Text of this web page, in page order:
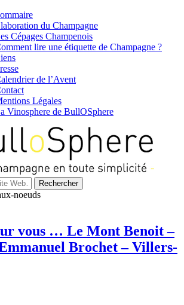
du Champagne
Cépages Champenois
lire une étiquette de Champagne ?
de l’Avent
Légales
Vinosphere de BullOSphere
noeuds
vous … Le Mont Benoit –
Brochet – Villers-